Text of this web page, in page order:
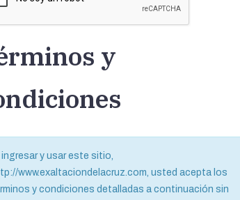
y
ingresar y usar este sitio,
www.exaltaciondelacruz.com, usted acepta los
y condiciones detalladas a continuación sin